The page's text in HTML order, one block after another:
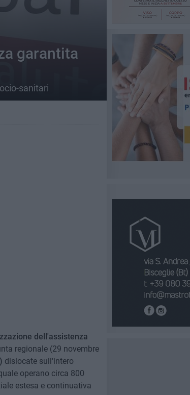
garantita
sanitari
dell'assistenza
regionale (29 novembre
dislocate sull'intero
operano circa 800
estesa e continuativa